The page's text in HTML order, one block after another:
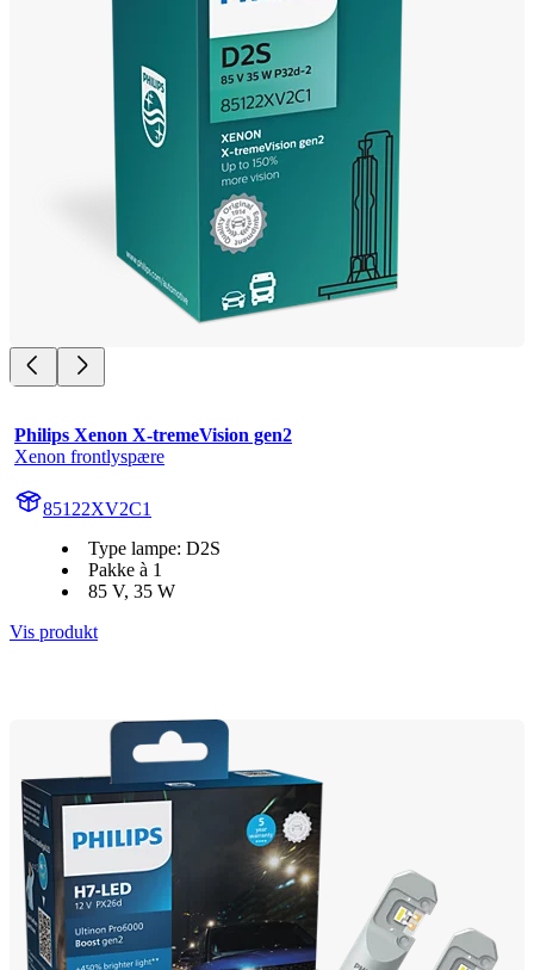
Philips Xenon X-tremeVision gen2
Xenon frontlyspære
85122XV2C1
Type lampe: D2S
Pakke à 1
85 V, 35 W
Vis produkt